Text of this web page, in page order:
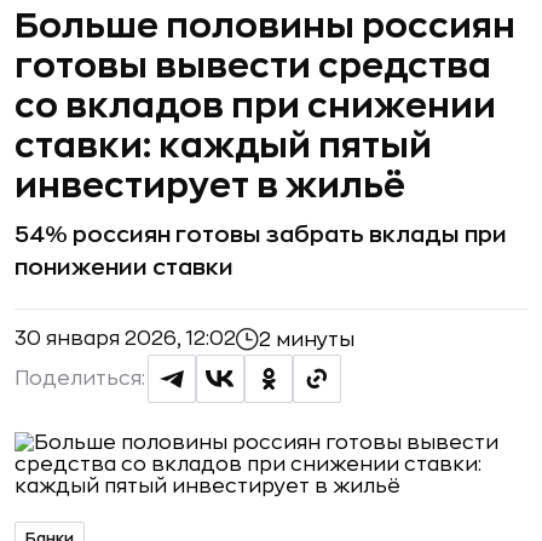
Больше половины россиян
готовы вывести средства
со вкладов при снижении
ставки: каждый пятый
инвестирует в жильё
54% россиян готовы забрать вклады при
понижении ставки
30 января 2026, 12:02 2 минуты
Поделиться:
Банки